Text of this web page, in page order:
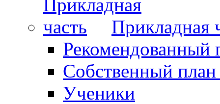
Прикладная
Рекомендованный
Собственный
Ученики